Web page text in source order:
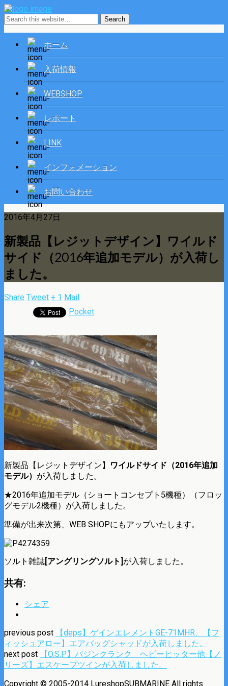
ホーム
入荷情報
WEBSHOP
レポート
LINK
インフォメーション
お問い合わせ
2016年4月27日
新製品【レジットデザイン】ワイルド
サイド（2016年追加モデル）が入荷し
ました。
Share Tweet + 1 Mail
Pocket
新製品【レジットデザイン】
ワイルドサイド（2016年追加
モデル） が入荷しました。
★2016年追加モデル（ショートコンセプト5機種）（フロッ
グモデル2機種）が入荷しました。
準備が出来次第、WEB SHOPにもアップいたします。
ソルト雑誌[アングリングソルト] が入荷しました。
共有:
シェア
previous post
【deps】ゲインエレメントGE-71MHR、【フ
ィッシュアロー】エアバッグシャッドが入荷しました。
next post
【O.S.P】バジンクランク ヘビーヒッター他【ノ
リーズ】エスケープツインが入荷しました。
Copyright © 2005-2014 LureshopSUBMARINE All rights